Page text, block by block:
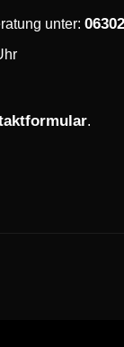
unter:
.